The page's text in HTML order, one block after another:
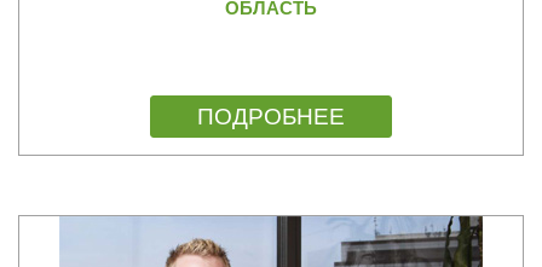
ОБЛАСТЬ
ПОДРОБНЕЕ